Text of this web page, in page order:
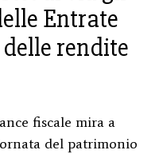
Entrate
rendite
fiscale mira a
del patrimonio